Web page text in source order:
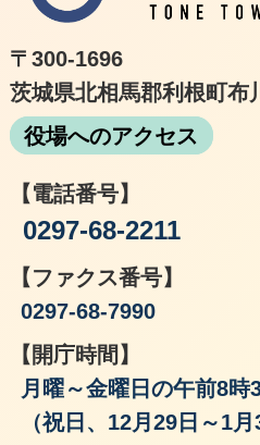
〒300-1696
茨城県北相馬郡利根町布
役場へのアクセス
【電話番号】
0297-68-2211
【ファクス番号】
0297-68-7990
【開庁時間】
月曜～金曜日の午前8
（祝日、12月29日～1月